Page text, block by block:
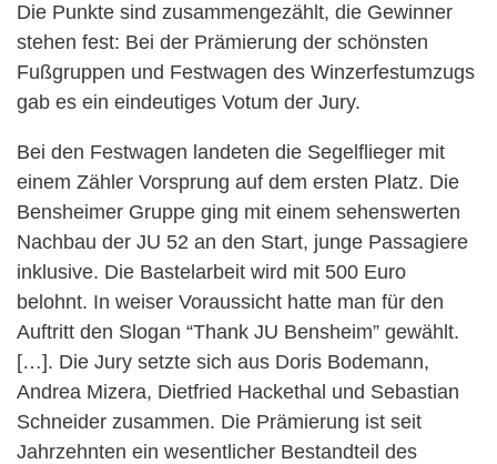
Die Punkte sind zusammengezählt, die Gewinner
stehen fest: Bei der Prämierung der schönsten
Fußgruppen und Festwagen des Winzerfestumzugs
gab es ein eindeutiges Votum der Jury.
Bei den Festwagen landeten die Segelflieger mit
einem Zähler Vorsprung auf dem ersten Platz. Die
Bensheimer Gruppe ging mit einem sehenswerten
Nachbau der JU 52 an den Start, junge Passagiere
inklusive. Die Bastelarbeit wird mit 500 Euro
belohnt. In weiser Voraussicht hatte man für den
Auftritt den Slogan “Thank JU Bensheim” gewählt.
[…]. Die Jury setzte sich aus Doris Bodemann,
Andrea Mizera, Dietfried Hackethal und Sebastian
Schneider zusammen. Die Prämierung ist seit
Jahrzehnten ein wesentlicher Bestandteil des